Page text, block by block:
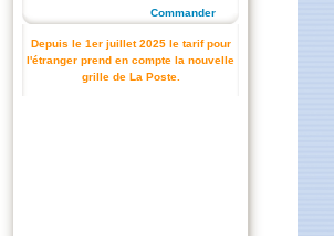
Commander
Depuis le 1er juillet 2025 le tarif pour
l'étranger prend en compte la nouvelle
grille de La Poste.